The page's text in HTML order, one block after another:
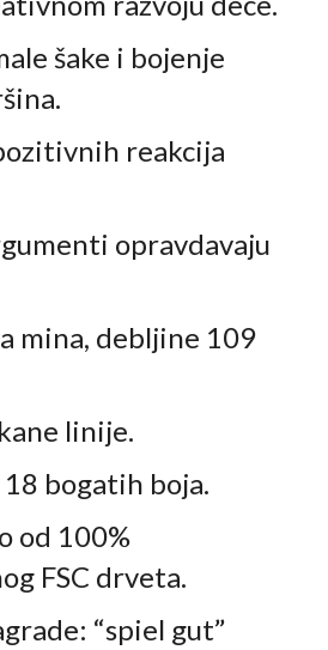
šake i bojenje
reakcija
opravdavaju
mina, debljine 109
linije.
bogatih boja.
od 100%
FSC drveta.
“spiel gut”